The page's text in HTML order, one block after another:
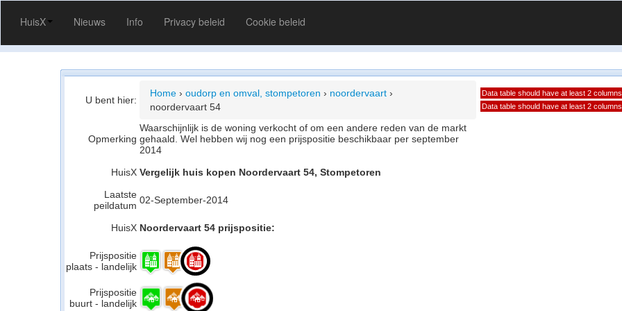
HuisX Nieuws Info Privacy beleid Cookie beleid
U bent hier:
Home › oudorp en omval, stompetoren › noordervaart ›
noordervaart 54
Opmerking
Waarschijnlijk is de woning verkocht of om een andere reden van de markt
gehaald. Wel hebben wij nog een prijspositie beschikbaar per september
2014
HuisX Vergelijk huis kopen Noordervaart 54, Stompetoren
Laatste
peildatum 02-September-2014
HuisX Noordervaart 54 prijspositie:
Prijspositie
plaats - landelijk
Prijspositie
buurt - landelijk
Data table should have at least 2 columns
Data table should have at least 2 columns